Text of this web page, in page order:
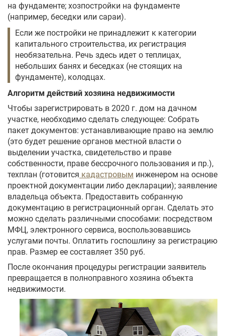
на фундаменте; хозпостройки на фундаменте
(например, беседки или сараи).
Если же постройки не принадлежит к категории
капитального строительства, их регистрация
необязательна. Речь здесь идет о теплицах,
небольших банях и беседках (не стоящих на
фундаменте), колодцах.
Алгоритм действий хозяина недвижимости
Чтобы зарегистрировать в 2020 г. дом на дачном
участке, необходимо сделать следующее: Собрать
пакет документов: устанавливающие право на землю
(это будет решение органов местной власти о
выделении участка, свидетельство и праве
собственности, праве бессрочного пользования и пр.),
техплан (готовится кадастровым инженером на основе
проектной документации либо декларации); заявление
владельца объекта. Предоставить собранную
документацию в регистрационный орган. Сделать это
можно сделать различными способами: посредством
МФЦ, электронного сервиса, воспользовавшись
услугами почты. Оплатить госпошлину за регистрацию
прав. Размер ее составляет 350 руб.
После окончания процедуры регистрации заявитель
превращается в полноправного хозяина объекта
недвижимости.